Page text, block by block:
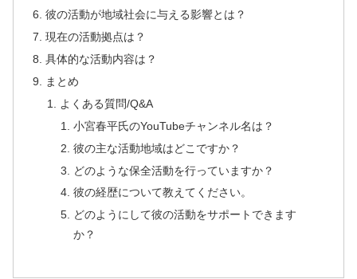
彼の活動が地域社会に与える影響とは？
現在の活動拠点は？
具体的な活動内容は？
まとめ
よくある質問/Q&A
小宮春平氏のYouTubeチャンネル名は？
彼の主な活動地域はどこですか？
どのような保全活動を行っていますか？
彼の経歴について教えてください。
どのようにして彼の活動をサポートできます
か？